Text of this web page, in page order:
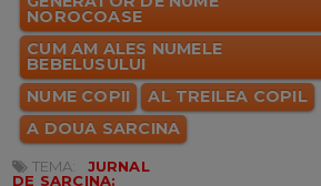
NOROCOASE
CUM AM ALES NUMELE
BEBELUSULUI
NUME COPII
AL TREILEA COPIL
A DOUA SARCINA
TEMA:
JURNAL
DE SARCINA: